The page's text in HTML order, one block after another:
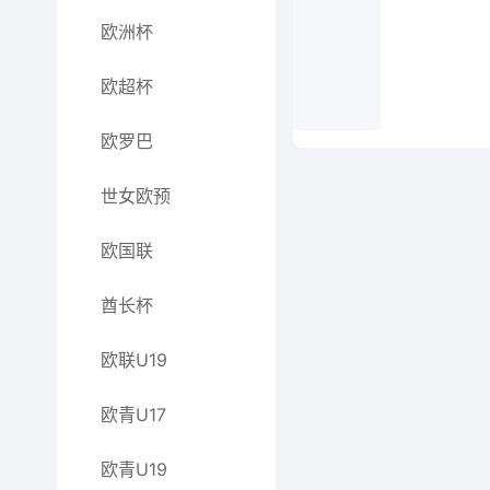
欧洲杯
欧超杯
欧罗巴
世女欧预
欧国联
酋长杯
欧联U19
欧青U17
欧青U19